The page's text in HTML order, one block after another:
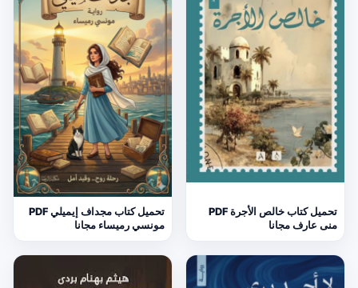
تحميل كتاب خالص الأجرة PDF
منى عارف مجانا
تحميل كتاب مجداف إيميلي PDF
مونسي رميساء مجانا